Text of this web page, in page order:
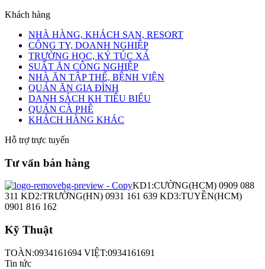
Khách hàng
NHÀ HÀNG, KHÁCH SẠN, RESORT
CÔNG TY, DOANH NGHIỆP
TRƯỜNG HỌC, KÝ TÚC XÁ
SUẤT ĂN CÔNG NGHIỆP
NHÀ ĂN TẬP THỂ, BỆNH VIỆN
QUÁN ĂN GIA ĐÌNH
DANH SÁCH KH TIÊU BIỂU
QUÁN CÀ PHÊ
KHÁCH HÀNG KHÁC
Hỗ trợ trực tuyến
Tư vấn bán hàng
KD1:CƯỜNG(HCM) 0909 088
311 KD2:TRƯỜNG(HN) 0931 161 639 KD3:TUYỀN(HCM)
0901 816 162
Kỹ Thuật
TOÀN:0934161694 VIỆT:0934161691
Tin tức